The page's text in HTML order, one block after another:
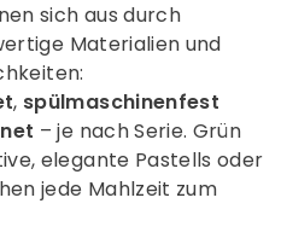
sich aus durch
Materialien und
, spülmaschinenfest
– je nach Serie. Grün
elegante Pastells oder
jede Mahlzeit zum